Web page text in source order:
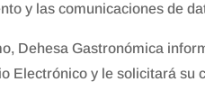
y las comunicaciones de
Dehesa Gastronómica
Electrónico y le solicitará su